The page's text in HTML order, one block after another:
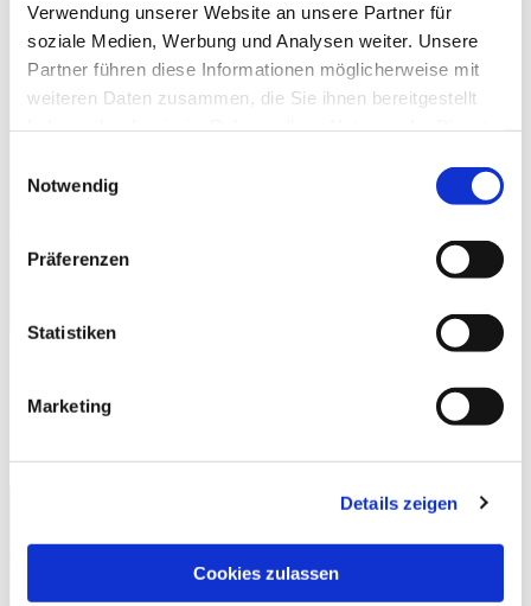
Verwendung unserer Website an unsere Partner für
soziale Medien, Werbung und Analysen weiter. Unsere
Partner führen diese Informationen möglicherweise mit
weiteren Daten zusammen, die Sie ihnen bereitgestellt
Notwendig
Präferenzen
Statistiken
Marketing
Details zeigen
Cookies zulassen
0171 - 533 44 89